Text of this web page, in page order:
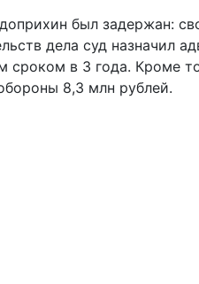
был задержан:
дела суд назначил
сроком в 3 года. Кроме
8,3 млн рублей.